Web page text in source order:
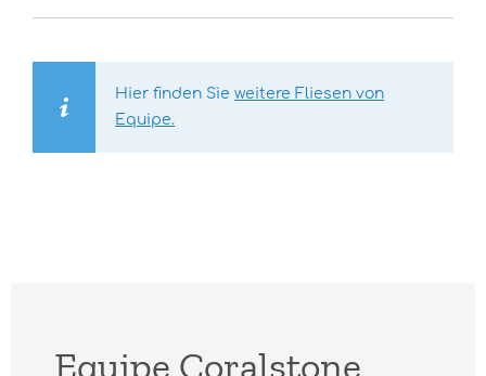
Hier finden Sieweitere Fliesen von
Equipe.
Equipe Coralstone